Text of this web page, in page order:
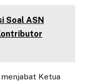
Soal ASN
Ketua